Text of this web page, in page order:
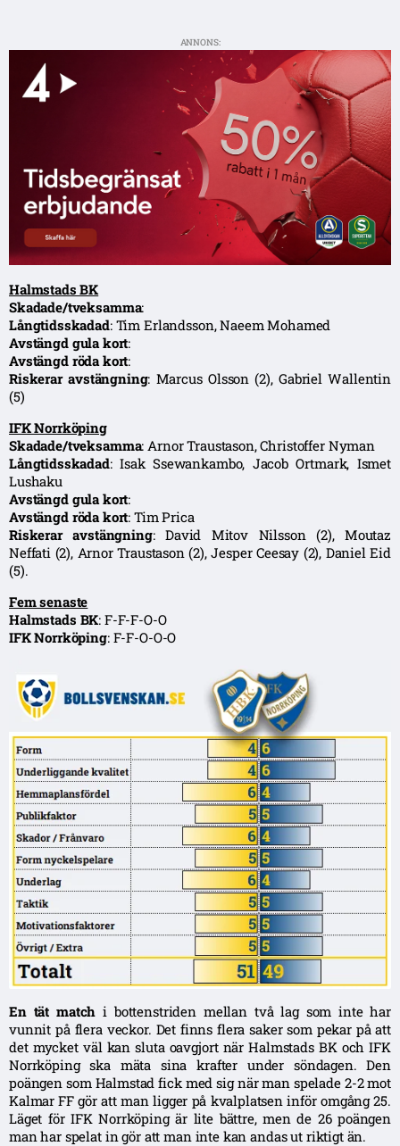
ANNONS:
Halmstads BK
Skadade/tveksamma:
Långtidsskadad: Tim Erlandsson, Naeem Mohamed
Avstängd gula kort:
Avstängd röda kort:
Riskerar avstängning: Marcus Olsson (2), Gabriel Wallentin
(5)
IFK Norrköping
Skadade/tveksamma: Arnor Traustason, Christoffer Nyman
Långtidsskadad: Isak Ssewankambo, Jacob Ortmark, Ismet
Lushaku
Avstängd gula kort:
Avstängd röda kort: Tim Prica
Riskerar avstängning: David Mitov Nilsson (2), Moutaz
Neffati (2), Arnor Traustason (2), Jesper Ceesay (2), Daniel Eid
(5).
Fem senaste
Halmstads BK: F-F-F-O-O
IFK Norrköping: F-F-O-O-O
En tät match i bottenstriden mellan två lag som inte har
vunnit på flera veckor. Det finns flera saker som pekar på att
det mycket väl kan sluta oavgjort när Halmstads BK och IFK
Norrköping ska mäta sina krafter under söndagen. Den
poängen som Halmstad fick med sig när man spelade 2-2 mot
Kalmar FF gör att man ligger på kvalplatsen inför omgång 25.
Läget för IFK Norrköping är lite bättre, men de 26 poängen
man har spelat in gör att man inte kan andas ut riktigt än.